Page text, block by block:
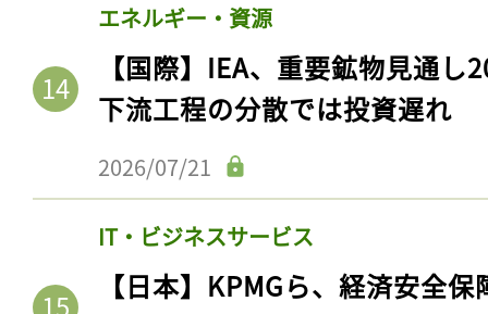
エネルギー・資源
【国際】IEA、重要鉱物見通
下流工程の分散では投資遅れ
2026/07/21
IT・ビジネスサービス
【日本】KPMGら、経済安全